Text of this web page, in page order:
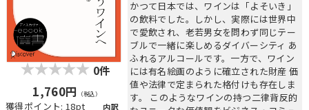
0件
1,760円 （税込）
獲得ポイント: 18pt 内訳
かつて日本では、ワインは「よそいき」
の飲料でした。しかし、実際には世界中
で愛飲され、老若男女を問わず同じテー
ブルで一緒に楽しめるダイバーシティ あ
ふれるアルコールです。一方で、ワイン
には有名絵画のように確立された財産 価
値や法律で定まられた格付けも存在しま
す。 このようなワインの持つ二律背反的